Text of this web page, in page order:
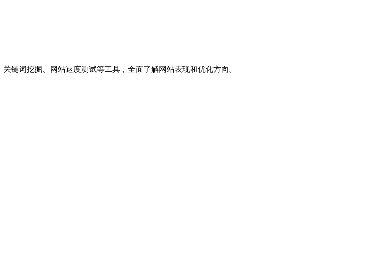
键词挖掘、网站速度测试等工具，全面了解网站表现和优化方向。